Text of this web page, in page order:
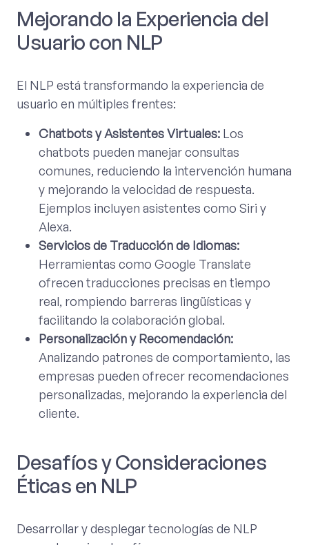
Mejorando la Experiencia del
Usuario con NLP
El NLP está transformando la experiencia de
usuario en múltiples frentes:
Chatbots y Asistentes Virtuales: Los
chatbots pueden manejar consultas
comunes, reduciendo la intervención humana
y mejorando la velocidad de respuesta.
Ejemplos incluyen asistentes como Siri y
Alexa.
Servicios de Traducción de Idiomas:
Herramientas como Google Translate
ofrecen traducciones precisas en tiempo
real, rompiendo barreras lingüísticas y
facilitando la colaboración global.
Personalización y Recomendación:
Analizando patrones de comportamiento, las
empresas pueden ofrecer recomendaciones
personalizadas, mejorando la experiencia del
cliente.
Desafíos y Consideraciones
Éticas en NLP
Desarrollar y desplegar tecnologías de NLP